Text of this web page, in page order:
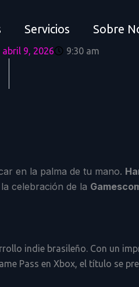
Servicios Sobre
abril 9, 2026 9:30 am
en la palma de tu mano.
celebración de la
indie brasileño. Con un
Pass en Xbox, el título se